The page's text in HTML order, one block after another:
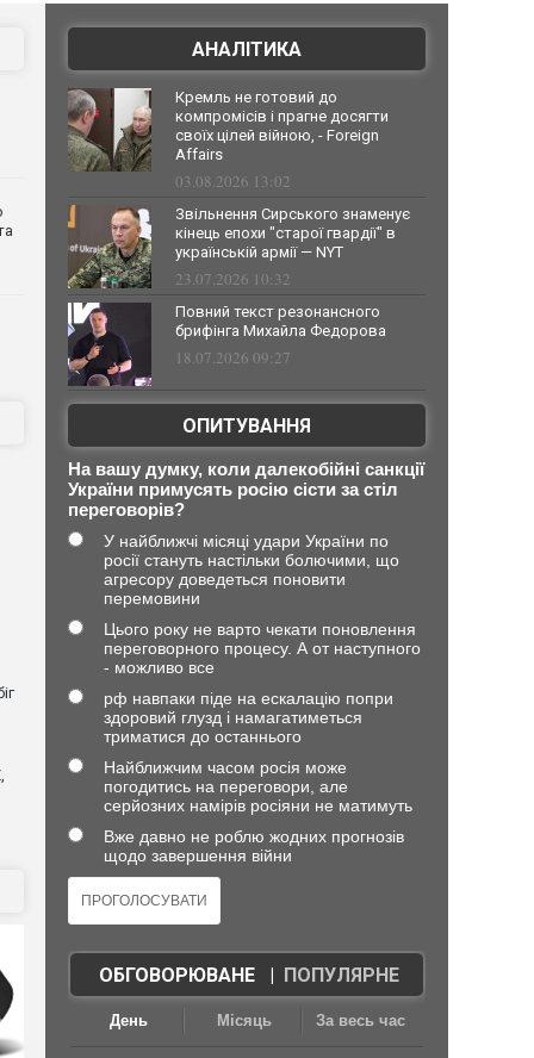
АНАЛІТИКА
Кремль не готовий до
компромісів і прагне досягти
своїх цілей війною, - Foreign
Affairs
03.08.2026 13:02
Звільнення Сирського знаменує
кінець епохи "старої гвардії" в
українській армії — NYT
23.07.2026 10:32
Повний текст резонансного
брифінга Михайла Федорова
18.07.2026 09:27
ОПИТУВАННЯ
На вашу думку, коли далекобійні санкції
України примусять росію сісти за стіл
переговорів?
У найближчі місяці удари України по
росії стануть настільки болючими, що
агресору доведеться поновити
перемовини
Цього року не варто чекати поновлення
переговорного процесу. А от наступного
- можливо все
рф навпаки піде на ескалацію попри
здоровий глузд і намагатиметься
триматися до останнього
Найближчим часом росія може
погодитись на переговори, але
серйозних намірів росіяни не матимуть
Вже давно не роблю жодних прогнозів
щодо завершення війни
ОБГОВОРЮВАНЕ| ПОПУЛЯРНЕ
День Місяць За весь час